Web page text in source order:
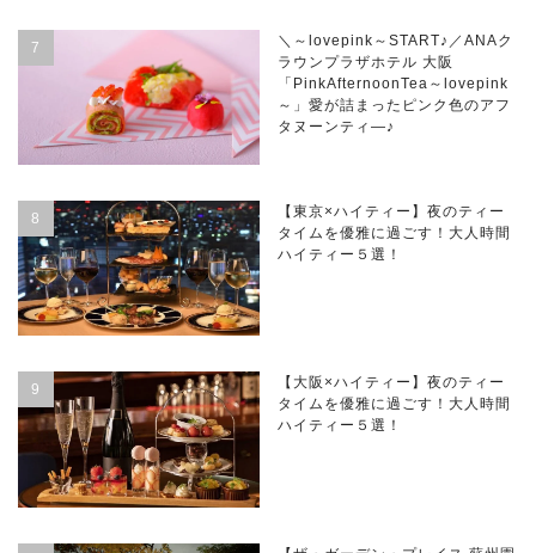
＼～lovepink～START♪／ANAク
ラウンプラザホテル 大阪
「PinkAfternoonTea～lovepink
～」愛が詰まったピンク色のアフ
タヌーンティ―♪
【東京×ハイティー】夜のティー
タイムを優雅に過ごす！大人時間
ハイティー５選！
【大阪×ハイティー】夜のティー
タイムを優雅に過ごす！大人時間
ハイティー５選！